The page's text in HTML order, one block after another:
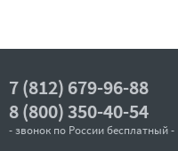
7 (812) 679-96-88
8 (800) 350-40-54
- звонок по России бесплатный -